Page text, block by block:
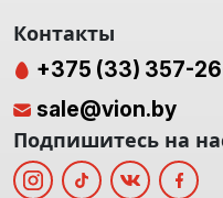
Контакты
+375 (33) 357-
sale@vion.by
Подпишитесь на